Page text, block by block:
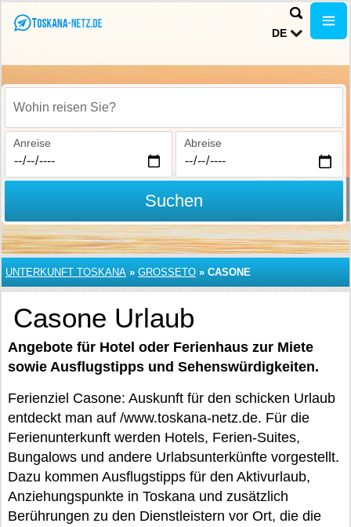
DE
Wohin reisen Sie?
Anreise Abreise
Suchen
UNTERKUNFT TOSKANA » GROSSETO » CASONE
Casone Urlaub
Angebote für Hotel oder Ferienhaus zur Miete
sowie Ausflugstipps und Sehenswürdigkeiten.
Ferienziel Casone: Auskunft für den schicken Urlaub
entdeckt man auf /www.toskana-netz.de. Für die
Ferienunterkunft werden Hotels, Ferien-Suites,
Bungalows und andere Urlabsunterkünfte vorgestellt.
Dazu kommen Ausflugstipps für den Aktivurlaub,
Anziehungspunkte in Toskana und zusätzlich
Berührungen zu den Dienstleistern vor Ort, die die